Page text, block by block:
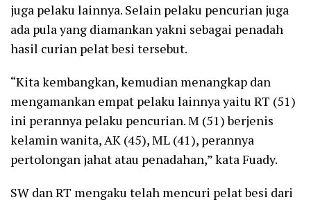
juga pelaku lainnya. Selain pelaku pencurian juga
ada pula yang diamankan yakni sebagai penadah
hasil curian pelat besi tersebut.
“Kita kembangkan, kemudian menangkap dan
mengamankan empat pelaku lainnya yaitu RT (51)
ini perannya pelaku pencurian. M (51) berjenis
kelamin wanita, AK (45), ML (41), perannya
pertolongan jahat atau penadahan,” kata Fuady.
SW dan RT mengaku telah mencuri pelat besi dari